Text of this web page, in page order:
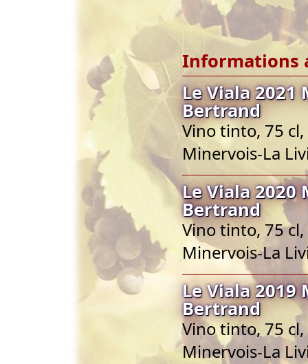
Informations
Le Viala 2021
Bertrand
Vino tinto, 75
Minervois-La
Le Viala 2020
Bertrand
Vino tinto, 75
Minervois-La
Le Viala 2019
Bertrand
Vino tinto, 75
Minervois-La